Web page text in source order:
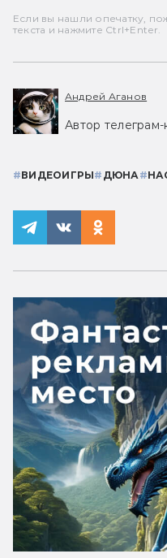
Если вы нашли опечатку,
текста и нажмите Ctrl+Enter.
Андрей Аганов
Автор
#ВИДЕОИГРЫ# ДЮНА #